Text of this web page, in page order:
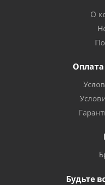
О
Будьте